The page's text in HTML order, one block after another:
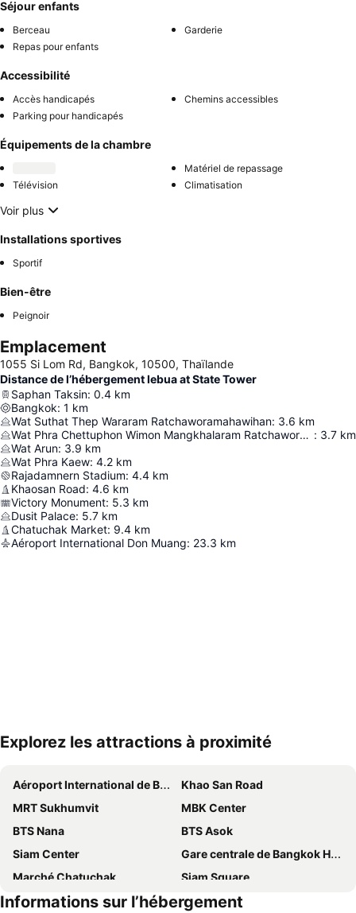
Séjour enfants
Berceau
Garderie
Repas pour enfants
Accessibilité
Accès handicapés
Chemins accessibles
Parking pour handicapés
Équipements de la chambre
Matériel de repassage
Télévision
Climatisation
Voir plus
Installations sportives
Sportif
Bien-être
Peignoir
Emplacement
1055 Si Lom Rd, Bangkok, 10500, Thaïlande
Distance de l’hébergement lebua at State Tower
Saphan Taksin: 0.4 km
Bangkok: 1 km
Wat Suthat Thep Wararam Ratchaworamahawihan: 3.6 km
Wat Phra Chettuphon Wimon Mangkhalaram Ratchaworamahawihan : 3.7 km
Wat Arun: 3.9 km
Wat Phra Kaew: 4.2 km
Rajadamnern Stadium: 4.4 km
Khaosan Road: 4.6 km
Victory Monument: 5.3 km
Dusit Palace: 5.7 km
Chatuchak Market: 9.4 km
Aéroport International Don Muang: 23.3 km
Explorez les attractions à proximité
Aéroport International de Bangkok Suvarnabhumi
Khao San Road
MRT Sukhumvit
MBK Center
BTS Nana
BTS Asok
Siam Center
Gare centrale de Bangkok Hua Lamphong
Marché Chatuchak
Siam Square
Lumphini-Park
Central World Plaza
Informations sur l’hébergement